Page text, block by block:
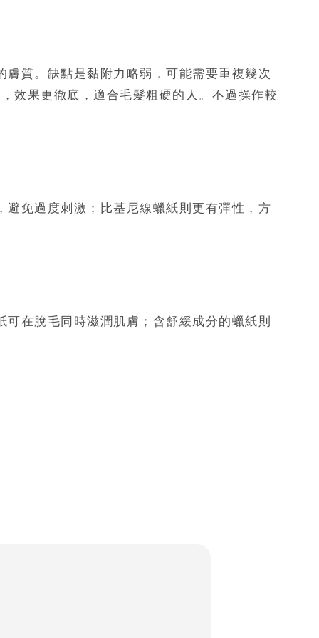
質。缺點是黏附力略弱，可能需要重複幾次
效果更徹底，適合毛髮粗硬的人。不過操作較
免過度刺激；比基尼線蠟紙則更有彈性，方
在脫毛同時滋潤肌膚；含舒緩成分的蠟紙則